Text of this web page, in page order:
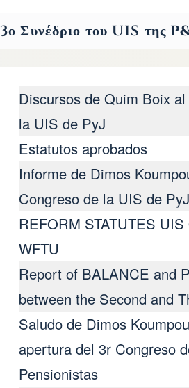
3ο Συνέδριο του UIS της
Discursos de Quim Boix
la UIS de PyJ
Estatutos aprobados
Informe de Dimos
Congreso de la UIS de PyJ
REFORM STATUTES
WFTU
Report of BALANCE and
between the Second and
Saludo de Dimos
apertura del 3r Congreso
Pensionistas